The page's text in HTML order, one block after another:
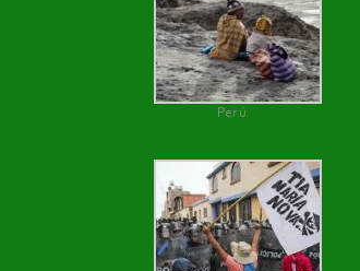
Perú